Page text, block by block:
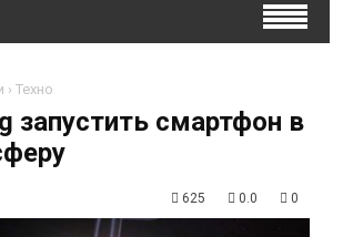
› Техно
запустить смартфон в
625 0.0 0